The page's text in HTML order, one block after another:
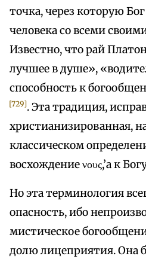
точка, через которую
человека со всеми
Известно, что рай
лучшее в душе»,
способность к
[729]. Эта традиция,
христианизированная,
классическом
восхождение νους,’a к
Но эта терминология
опасность, ибо
мистическое
долю лицеприятия. Она